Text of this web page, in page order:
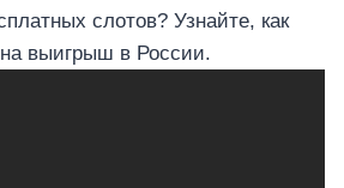
слотов? Узнайте, как
выигрыш в России.